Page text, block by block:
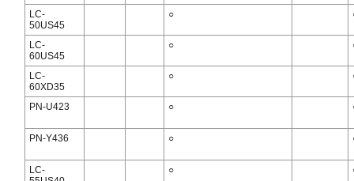
LC-
50US45
○
LC-
60US45
○
LC-
60XD35
○
PN-U423 ○
PN-Y436 ○
LC-
○